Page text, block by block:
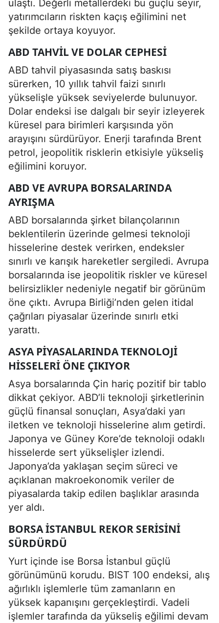
ulaştı. Değerli metallerdeki bu güçlü seyir,
yatırımcıların riskten kaçış eğilimini net
şekilde ortaya koyuyor.
ABD TAHVIL VE DOLAR CEPHESI
ABD tahvil piyasasında satış baskısı
sürerken, 10 yıllık tahvil faizi sınırlı
yükselişle yüksek seviyelerde bulunuyor.
Dolar endeksi ise dalgalı bir seyir izleyerek
küresel para birimleri karşısında yön
arayışını sürdürüyor. Enerji tarafında Brent
petrol, jeopolitik risklerin etkisiyle yükseliş
eğilimini koruyor.
ABD VE AVRUPA BORSALARINDA
AYRIŞMA
ABD borsalarında şirket bilançolarının
beklentilerin üzerinde gelmesi teknoloji
hisselerine destek verirken, endeksler
sınırlı ve karışık hareketler sergiledi. Avrupa
borsalarında ise jeopolitik riskler ve küresel
belirsizlikler nedeniyle negatif bir görünüm
öne çıktı. Avrupa Birliği’nden gelen itidal
çağrıları piyasalar üzerinde sınırlı etki
yarattı.
ASYA PIYASALARINDA TEKNOLOJI
HISSELERI ÖNE ÇIKIYOR
Asya borsalarında Çin hariç pozitif bir tablo
dikkat çekiyor. ABD’li teknoloji şirketlerinin
güçlü finansal sonuçları, Asya’daki yarı
iletken ve teknoloji hisselerine alım getirdi.
Japonya ve Güney Kore’de teknoloji odaklı
hisselerde sert yükselişler izlendi.
Japonya’da yaklaşan seçim süreci ve
açıklanan makroekonomik veriler de
piyasalarda takip edilen başlıklar arasında
yer aldı.
BORSA İSTANBUL REKOR SERISINI
SÜRDÜRDÜ
Yurt içinde ise Borsa İstanbul güçlü
görünümünü korudu. BIST 100 endeksi, alış
ağırlıklı işlemlerle tüm zamanların en
yüksek kapanışını gerçekleştirdi. Vadeli
işlemler tarafında da yükseliş eğilimi devam